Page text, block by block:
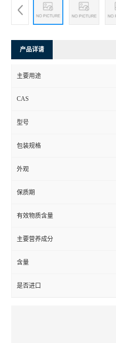
产品详请
主要用途
CAS
型号
包装规格
外观
保质期
有效物质含量
主要营养成分
含量
是否进口